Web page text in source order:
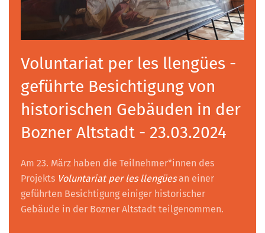
Voluntariat per les llengües -
geführte Besichtigung von
historischen Gebäuden in der
Bozner Altstadt - 23.03.2024
Am 23. März haben die Teilnehmer*innen des
Projekts Voluntariat per les llengüesan einer
geführten Besichtigung einiger historischer
Gebäude in der Bozner Altstadt teilgenommen.